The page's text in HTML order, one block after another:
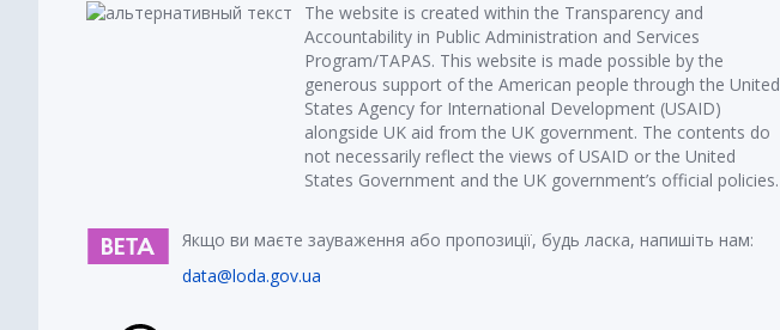
The website is created within the Transparency and
Accountability in Public Administration and Services
Program/TAPAS. This website is made possible by the
generous support of the American people through the United
States Agency for International Development (USAID)
alongside UK aid from the UK government. The contents do
not necessarily reflect the views of USAID or the United
States Government and the UK government’s official policies.
Якщо ви маєте зауваження або пропозиції, будь ласка, напишіть нам:
data@loda.gov.ua